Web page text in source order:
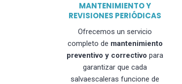
MANTENIMIENTO Y
REVISIONES PERIÓDICAS
Ofrecemos un servicio
completo de mantenimiento
preventivo y correctivo para
garantizar que cada
salvaescaleras funcione de